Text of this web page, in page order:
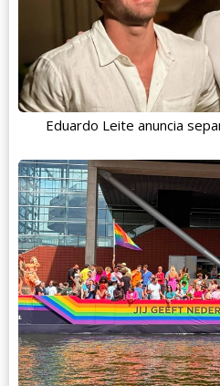
Eduardo Leite anuncia